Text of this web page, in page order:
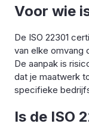
Voor wie
De ISO 22301
van elke omvang
De aanpak is
dat je maatwerk
specifieke
Is de ISO